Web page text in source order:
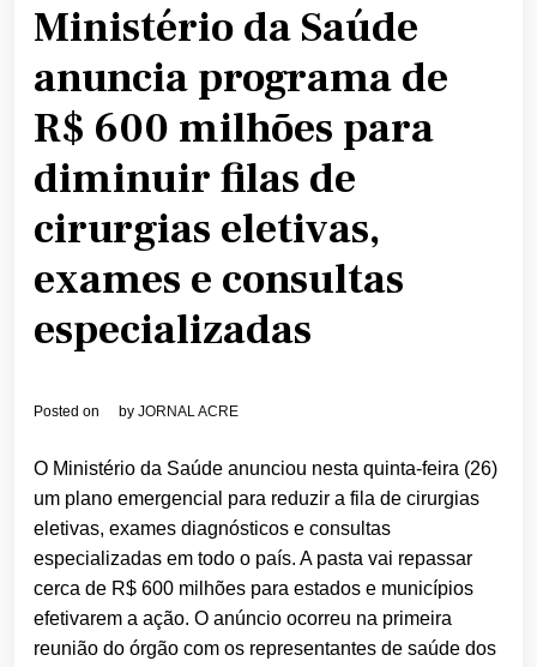
Ministério da Saúde
anuncia programa de
R$ 600 milhões para
diminuir filas de
cirurgias eletivas,
exames e consultas
especializadas
Posted on by JORNAL ACRE
O Ministério da Saúde anunciou nesta quinta-feira (26)
um plano emergencial para reduzir a fila de cirurgias
eletivas, exames diagnósticos e consultas
especializadas em todo o país. A pasta vai repassar
cerca de R$ 600 milhões para estados e municípios
efetivarem a ação. O anúncio ocorreu na primeira
reunião do órgão com os representantes de saúde dos